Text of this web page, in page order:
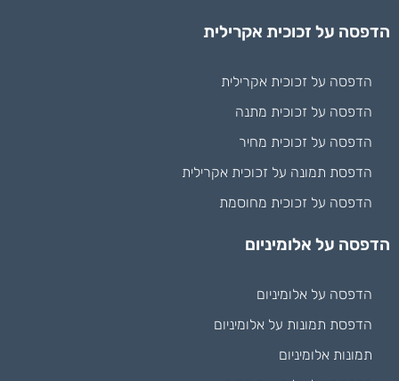
הדפסה על זכוכית אקרילית
הדפסה על זכוכית אקרילית
הדפסה על זכוכית מתנה
הדפסה על זכוכית מחיר
הדפסת תמונה על זכוכית אקרילית
הדפסה על זכוכית מחוסמת
הדפסה על אלומיניום
הדפסה על אלומיניום
הדפסת תמונות על אלומיניום
תמונות אלומיניום